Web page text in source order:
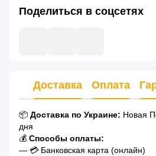
Поделиться в соцсетях
Доставка Оплата
📦 Доставка по Украине: Новая
дня
💰 Способы оплаты:
— 💳 Банковская карта (онлайн)